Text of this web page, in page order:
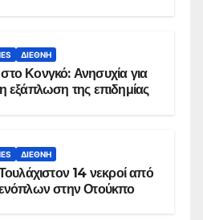
ΔΙΕΘΝΉ
Κονγκό: Ανησυχία για
εξάπλωση της επιδημίας
ΔΙΕΘΝΉ
14 νεκροί από
στην Οτούκπο